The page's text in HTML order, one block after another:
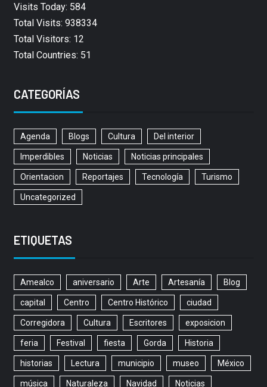
Visits Today: 584
Total Visits: 938334
Total Visitors: 12
Total Countries: 51
CATEGORÍAS
Agenda Blogs Cultura Del interior
Imperdibles Noticias Noticias principales
Orientacion Reportajes Tecnología Turismo
Uncategorized
ETIQUETAS
Amealco aniversario Arte Artesanía Blog
capital Centro Centro Histórico ciudad
Corregidora Cultura Escritores exposicion
feria Festival fiesta Gorda Historia
historias Lectura municipio museo México
música Naturaleza Navidad Noticias